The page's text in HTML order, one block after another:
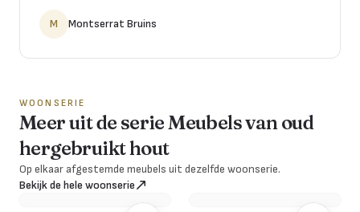
M Montserrat Bruins
WOONSERIE
Meer uit de serie Meubels van oud
hergebruikt hout
Op elkaar afgestemde meubels uit dezelfde woonserie.
Bekijk de hele woonserie